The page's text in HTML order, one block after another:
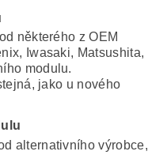
některého z OEM
Iwasaki, Matsushita,
modulu.
jako u nového
alternativního výrobce,